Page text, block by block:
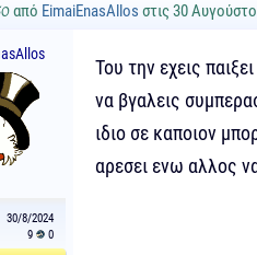
από EimaiEnasAllos στις 30
30/8/2024
9
0
Του την εχεις
να βγαλεις
ιδιο σε καποιον
αρεσει ενω αλλος